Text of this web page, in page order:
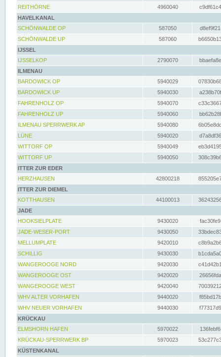
REITHÖRNE
4960040
HAVELKANAL
SCHÖNWALDE OP
587050
SCHÖNWALDE UP
587060
IJSSEL
IJSSELKOP
2790070
ILMENAU
BARDOWICK OP
5940029
BARDOWICK UP
5940030
FAHRENHOLZ OP
5940070
FAHRENHOLZ UP
5940060
ILMENAU SPERRWERK AP
5940080
LÜNE
5940020
WITTORF OP
5940049
WITTORF UP
5940050
ITTER ZUR EDER
HERZHAUSEN
42800218
ITTER ZUR DIEMEL
KOTTHAUSEN
44100013
JADE
HOOKSIELPLATE
9430020
JADE-WESER-PORT
9430050
MELLUMPLATE
9420010
SCHILLIG
9430030
WANGEROOGE NORD
9420030
WANGEROOGE OST
9420020
WANGEROOGE WEST
9420040
WHV ALTER VORHAFEN
9440020
WHV NEUER VORHAFEN
9440030
KRÜCKAU
ELMSHORN HAFEN
5970022
KRÜCKAU-SPERRWERK BP
5970023
KÜSTENKANAL